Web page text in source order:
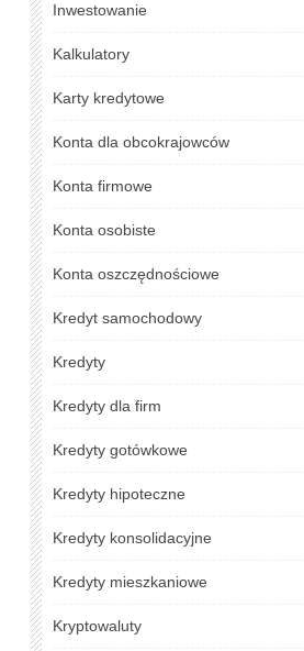
Inwestowanie
Kalkulatory
Karty kredytowe
Konta dla obcokrajowców
Konta firmowe
Konta osobiste
Konta oszczędnościowe
Kredyt samochodowy
Kredyty
Kredyty dla firm
Kredyty gotówkowe
Kredyty hipoteczne
Kredyty konsolidacyjne
Kredyty mieszkaniowe
Kryptowaluty